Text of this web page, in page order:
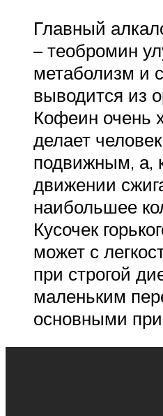
Главный
– теобромин
метаболизм и
выводится из
Кофеин очень
делает
подвижным, а,
движении
наибольшее
Кусочек
может с
при строгой
маленьким
основными